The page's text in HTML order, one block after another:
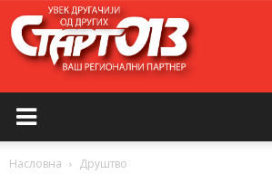
Насловна Друштво